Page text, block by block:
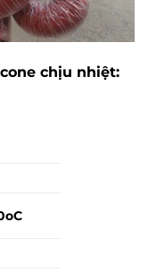
chịu nhiệt: